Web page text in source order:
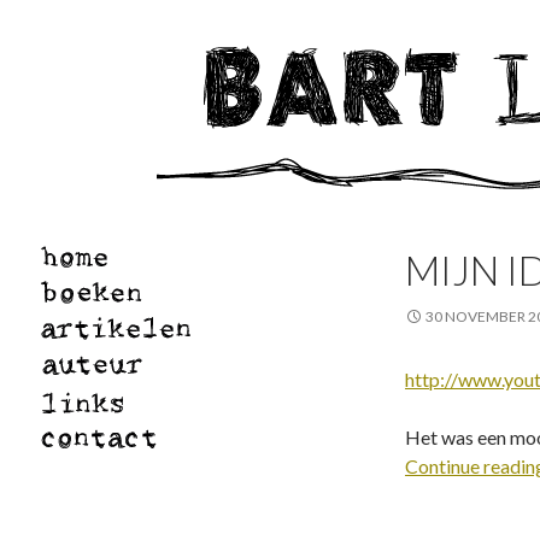
MIJN
30 NOVEMBER
http://
Het was een
Continue